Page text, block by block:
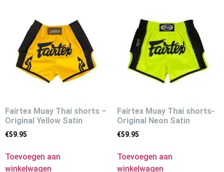
Fairtex Muay Thai shorts –
Original Yellow Satin
€59.95
Toevoegen aan
winkelwagen
Fairtex Muay Thai shorts-
Original Neon Satin
€59.95
Toevoegen aan
winkelwagen